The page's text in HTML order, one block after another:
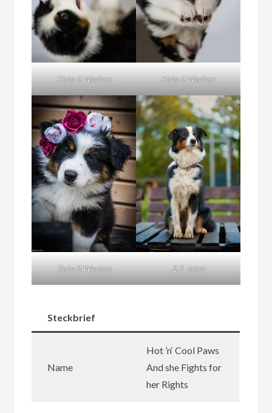
Kate 6 Wochen Kate 6 Wochen
Kate 8 Wochen 2,5 Jahre
Steckbrief
Name
Hot ’n‘ Cool Paws
And she Fights for
her Rights